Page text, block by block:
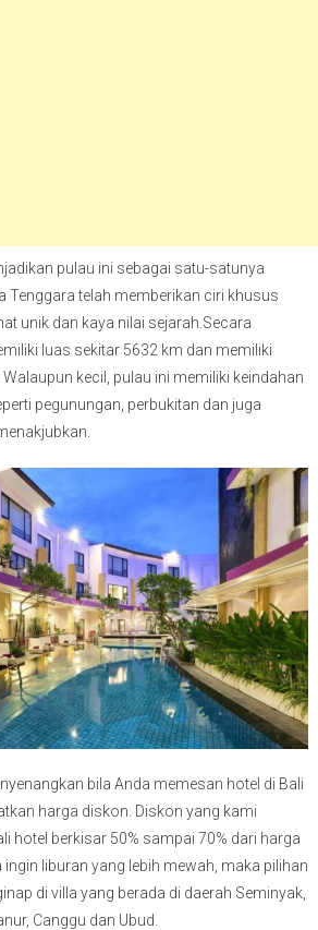
pulau ini sebagai satu-satunya
Tenggara telah memberikan ciri khusus
unik dan kaya nilai sejarah.Secara
luas sekitar 5632 km dan memiliki
kecil, pulau ini memiliki keindahan
pegunungan, perbukitan dan juga
bila Anda memesan hotel di Bali
harga diskon. Diskon yang kami
hotel berkisar 50% sampai 70% dari harga
ingin liburan yang lebih mewah, maka pilihan
di villa yang berada di daerah Seminyak,
Canggu dan Ubud.